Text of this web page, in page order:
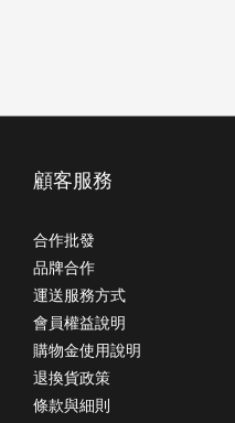
顧客服務
合作批發
品牌合作
運送服務方式
會員權益說明
購物金使用說明
退換貨政策
條款與細則